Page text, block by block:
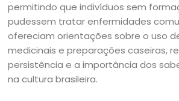
permitindo que indivíduos sem
pudessem tratar enfermidades
ofereciam orientações sobre o uso
medicinais e preparações caseiras,
persistência e a importância dos
na cultura brasileira.